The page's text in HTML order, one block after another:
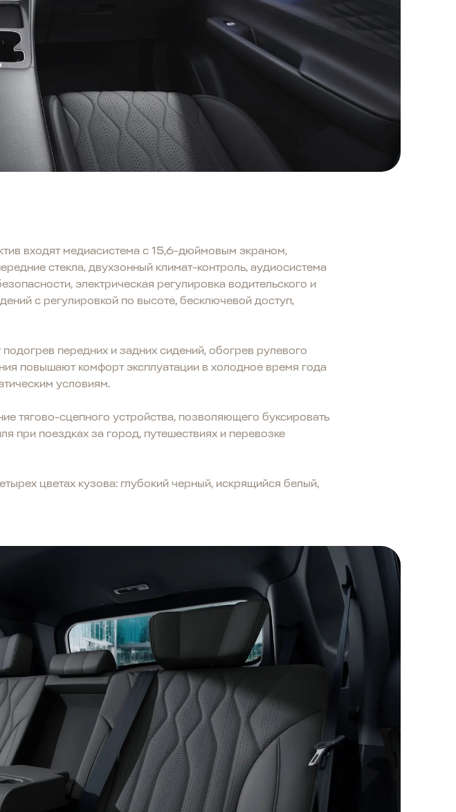
входят медиасистема с 15,6-дюймовым экраном,
стекла, двухзонный климат-контроль, аудиосистема
электрическая регулировка водительского и
с регулировкой по высоте, бесключевой доступ,
передних и задних сидений, обогрев рулевого
повышают комфорт эксплуатации в холодное время года
условиям.
тягово-сцепного устройства, позволяющего буксировать
при поездках за город, путешествиях и перевозке
цветах кузова: глубокий черный, искрящийся белый,